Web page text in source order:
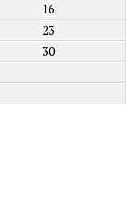
16
23
30